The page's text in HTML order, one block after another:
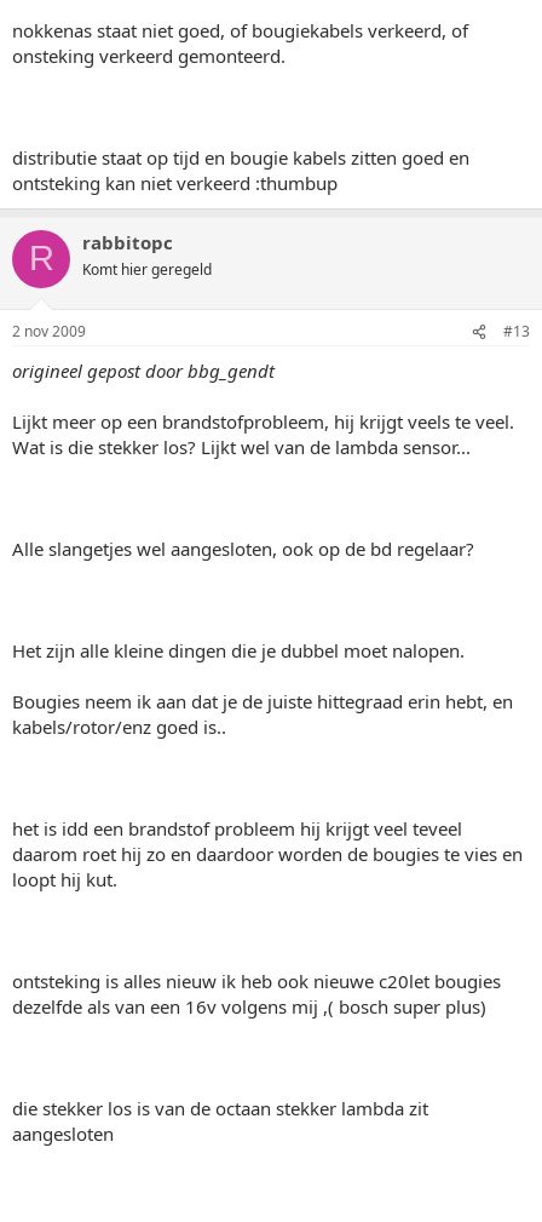
nokkenas staat niet goed, of bougiekabels verkeerd, of
onsteking verkeerd gemonteerd.
distributie staat op tijd en bougie kabels zitten goed en
ontsteking kan niet verkeerd :thumbup
R rabbitopc
Komt hier geregeld
2 nov 2009 #13
origineel gepost door bbg_gendt
Lijkt meer op een brandstofprobleem, hij krijgt veels te veel.
Wat is die stekker los? Lijkt wel van de lambda sensor...
Alle slangetjes wel aangesloten, ook op de bd regelaar?
Het zijn alle kleine dingen die je dubbel moet nalopen.
Bougies neem ik aan dat je de juiste hittegraad erin hebt, en
kabels/rotor/enz goed is..
het is idd een brandstof probleem hij krijgt veel teveel
daarom roet hij zo en daardoor worden de bougies te vies en
loopt hij kut.
ontsteking is alles nieuw ik heb ook nieuwe c20let bougies
dezelfde als van een 16v volgens mij ,( bosch super plus)
die stekker los is van de octaan stekker lambda zit
aangesloten